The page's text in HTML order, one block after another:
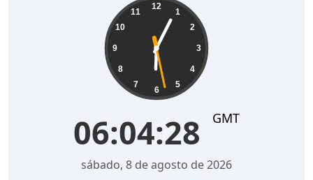
12
1
2
3
4
5
6
7
8
9
10
11
06:04:29 GMT
sábado, 8 de agosto de 2026